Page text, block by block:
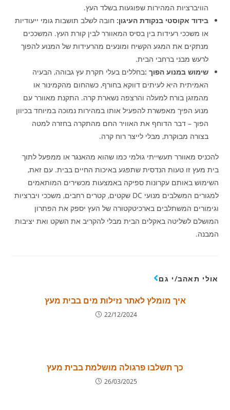
הוויברציות המהירות שפוגעות בשלד העץ.
בידוד אקוסטי בנקודת העיגון: חובה לשלב תושבות גומי ייעודיות
או משככי רעידות בין בסיס המאוורר לבין קורת העץ. המשככים
מנתקים את המגע הקשיח ומונעים מהרעידות של המנוע להפוך
לרעש מבני ברחבי הבית.
שימוש במנוע הפוך :בחללים בעלי תקרת עץ גבוהה, הבעיה
האמיתית היא לעיתים דווקא בחורף, כשהחום מהקמינור או
מהמזגן בורח למעלה והרצפה נשארת קרה. התקנת מאוורר עם
מנוע הפיך מאפשרת להפעיל אותו במהירות נמוכה במיוחד בכיוון
הפוך – דבר הדוחף את האוויר החם מהתקרה בחזרה למטה
בצורה מבוקרת, מבלי לייצר רוח קרה.
להכניס מאוורר תעשייתי גולמי כמו שהוא מהאנגר או ממפעל לתוך
בית מעץ זו טעות הנדסית שתפגע באיכות החיים בבית. עם זאת,
השימוש באותם עקרונות ספיקה באמצעות מכשירים המותאמים
למגורים המשלבים מנועי DC שקטים, קטרים רחבים, משככי ויברציות
וגימורים המשתלבים בארכיטקטורה של העץ יספק את הפתרון
המושלם לשליטה באקלים הבית מבלי להקריב את השקט ואת יציבות
המבנה.
אולי תאהב/י גם
איך מומלץ לאתר נזילות מים בבית מעץ
22/12/2024
כך תשלבו פרגולה מושלמת בבית מעץ
26/03/2025